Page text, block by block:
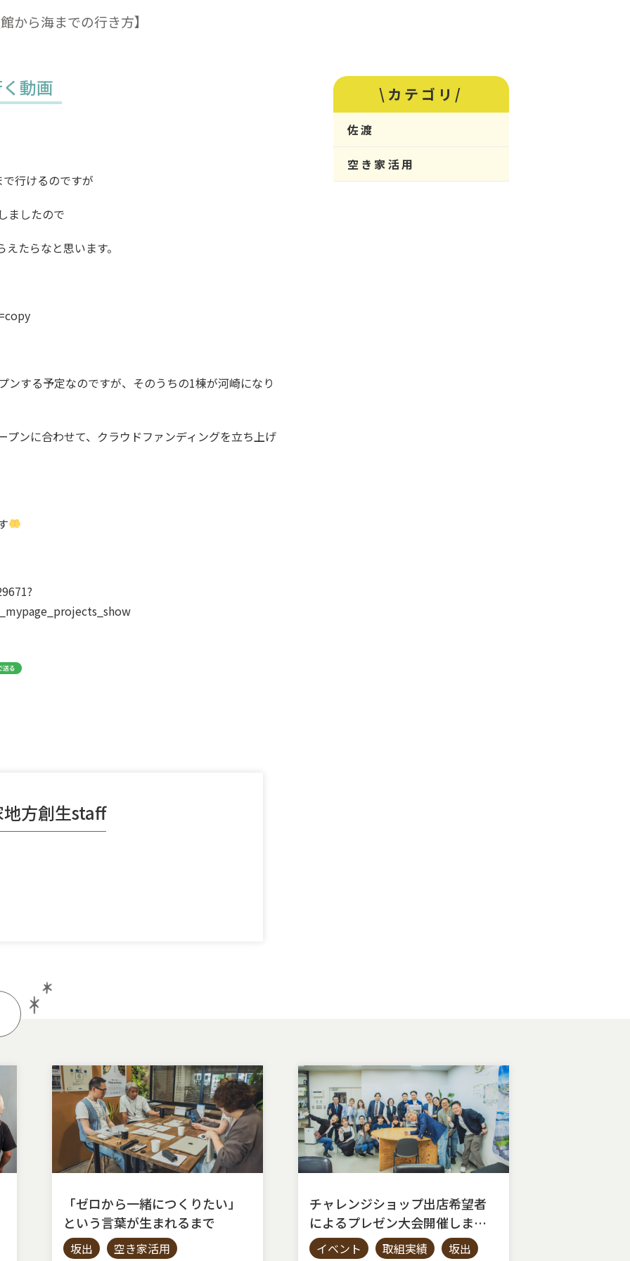
から海までの行き方】
動画
行けるのですが
ましたので
たらなと思います。
ンする予定なのですが、そのうちの1棟が河崎になり
ンに合わせて、クラウドファンディングを立ち上げ
\カテゴリ/
佐渡
空き家活用
方創生staff
「ゼロから一緒につくりたい」
という言葉が生まれるまで
坂出
空き家活用
チャレンジショップ出店希望者
によるプレゼン大会開催しまし
た。◇AKIYAto BASE◇
イベント 取組実績
坂出